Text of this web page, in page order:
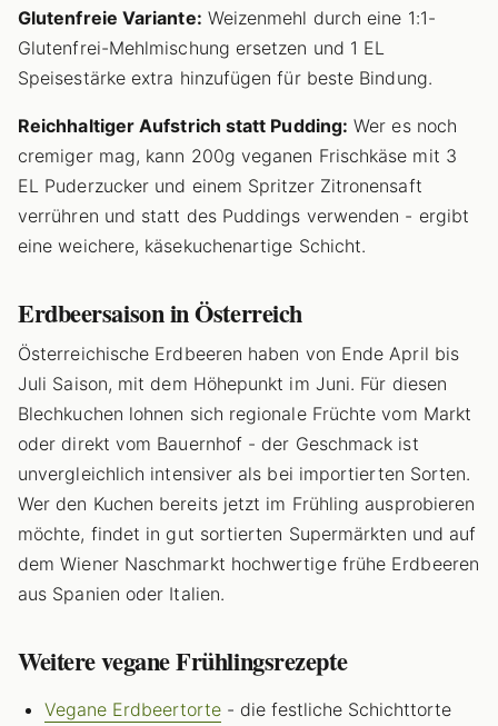
Glutenfreie Variante: Weizenmehl durch eine 1:1-
Glutenfrei-Mehlmischung ersetzen und 1 EL
Speisestärke extra hinzufügen für beste Bindung.
Reichhaltiger Aufstrich statt Pudding: Wer es noch
cremiger mag, kann 200g veganen Frischkäse mit 3
EL Puderzucker und einem Spritzer Zitronensaft
verrühren und statt des Puddings verwenden - ergibt
eine weichere, käsekuchenartige Schicht.
Erdbeersaison in Österreich
Österreichische Erdbeeren haben von Ende April bis
Juli Saison, mit dem Höhepunkt im Juni. Für diesen
Blechkuchen lohnen sich regionale Früchte vom Markt
oder direkt vom Bauernhof - der Geschmack ist
unvergleichlich intensiver als bei importierten Sorten.
Wer den Kuchen bereits jetzt im Frühling ausprobieren
möchte, findet in gut sortierten Supermärkten und auf
dem Wiener Naschmarkt hochwertige frühe Erdbeeren
aus Spanien oder Italien.
Weitere vegane Frühlingsrezepte
Vegane Erdbeertorte - die festliche Schichttorte